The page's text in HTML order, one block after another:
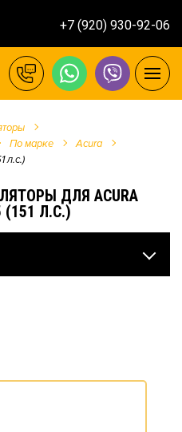
+7 (920) 930-92-06
По марке
Acura
л.с.)
ДЛЯ ACURA
(151 Л.С.)